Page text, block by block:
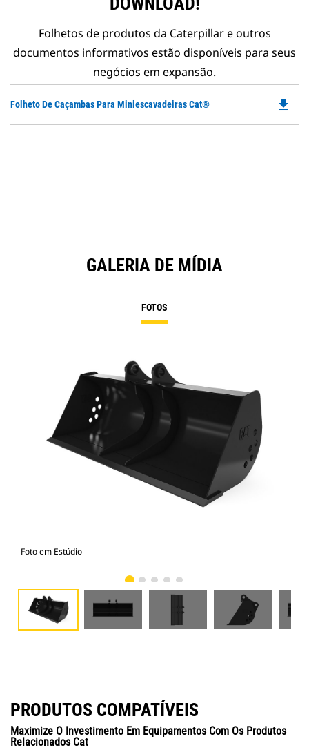
Folhetos de produtos da Caterpillar e outros
documentos informativos estão disponíveis para seus
negócios em expansão.
Folheto De Caçambas Para Miniescavadeiras Cat® file_download
GALERIA DE MÍDIA
FOTOS
Foto em Estúdio
PRODUTOS COMPATÍVEIS
Maximize O Investimento Em Equipamentos Com Os Produtos
Relacionados Cat